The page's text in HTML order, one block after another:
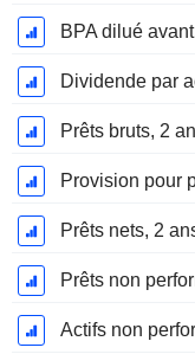
BPA dilué
Dividende par
Prêts bruts, 2
Provision pour
Prêts nets, 2
Prêts non
Actifs non